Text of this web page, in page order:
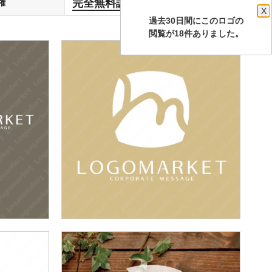
過去30日間にこのロゴの
X
閲覧が18件ありました。